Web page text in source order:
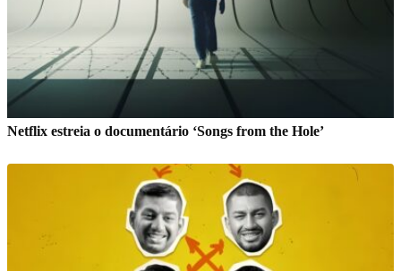
Netflix estreia o documentário ‘Songs from the Hole’